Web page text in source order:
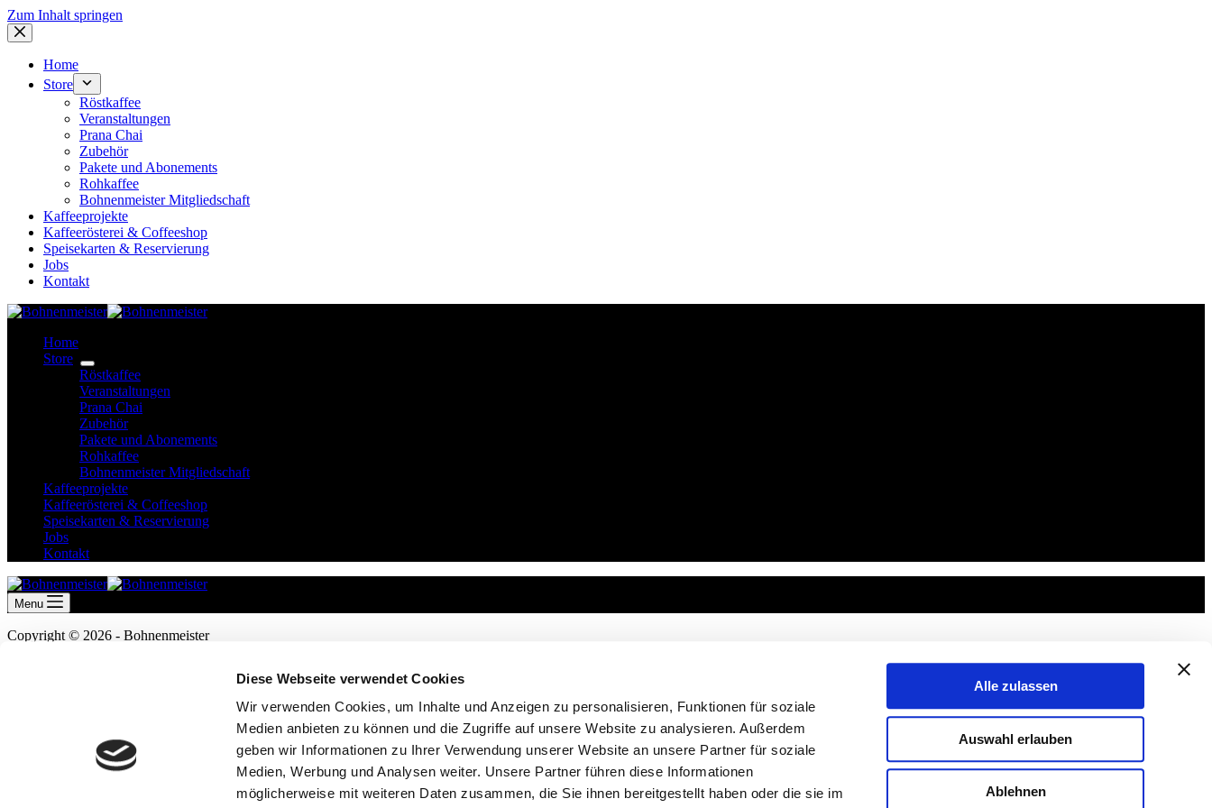
Diese Webseite verwendet Cookies
Wir verwenden Cookies, um Inhalte und Anzeigen zu personalisieren, Funktionen für soziale
Medien anbieten zu können und die Zugriffe auf unsere Website zu analysieren. Außerdem
geben wir Informationen zu Ihrer Verwendung unserer Website an unsere Partner für soziale
Medien, Werbung und Analysen weiter. Unsere Partner führen diese Informationen
möglicherweise mit weiteren Daten zusammen, die Sie ihnen bereitgestellt haben oder die sie im
Alle zulassen
Auswahl erlauben
Ablehnen
Zum Inhalt springen
Home
Store
Röstkaffee
Veranstaltungen
Prana Chai
Zubehör
Pakete und Abonements
Rohkaffee
Bohnenmeister Mitgliedschaft
Kaffeeprojekte
Kaffeerösterei & Coffeeshop
Speisekarten & Reservierung
Jobs
Kontakt
Home
Store
Röstkaffee
Veranstaltungen
Prana Chai
Zubehör
Pakete und Abonements
Rohkaffee
Bohnenmeister Mitgliedschaft
Kaffeeprojekte
Kaffeerösterei & Coffeeshop
Speisekarten & Reservierung
Jobs
Kontakt
Menu
Copyright © 2026 - Bohnenmeister